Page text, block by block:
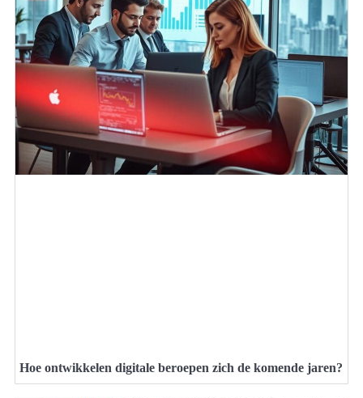
Hoe ontwikkelen digitale beroepen zich de komende jaren?